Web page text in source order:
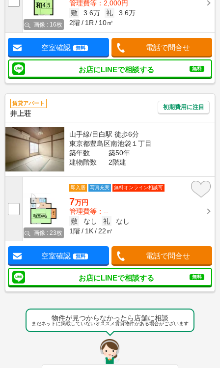
画像 : 16枚
管理費等：2,000円
敷
3.6万 礼
3.6万
2階
1R 10㎡
空室確認 無料 電話で問合せ
お店にLINEで相談する 無料
賃貸アパート
井上荘
初期費用に注目
山手線/目白駅 徒歩6分
東京都豊島区南池袋１丁目
築年数
築50年
建物階数
2階建
画像 : 23枚
即入居 写真充実 無料オンライン相談可
7万円
管理費等：--
敷
なし 礼
なし
1階
1K 22㎡
空室確認 無料 電話で問合せ
お店にLINEで相談する 無料
物件が見つからなかったら店舗に相談
まだネットに掲載していないオススメ賃貸物件がある場合がございます